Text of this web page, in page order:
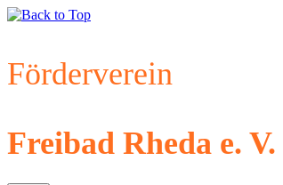
Förderverein
Freibad Rheda e. V.